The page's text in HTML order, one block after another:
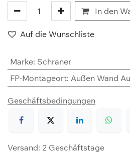
In den
Auf die Wunschliste
Marke: Schraner
FP-Montageort: Außen Wand
Geschäftsbedingungen
Versand: 2 Geschäftstage